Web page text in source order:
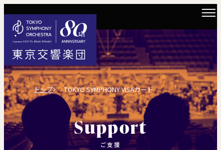
トップ TOKYO SYMPHONY VISAカード
Support
ご支援